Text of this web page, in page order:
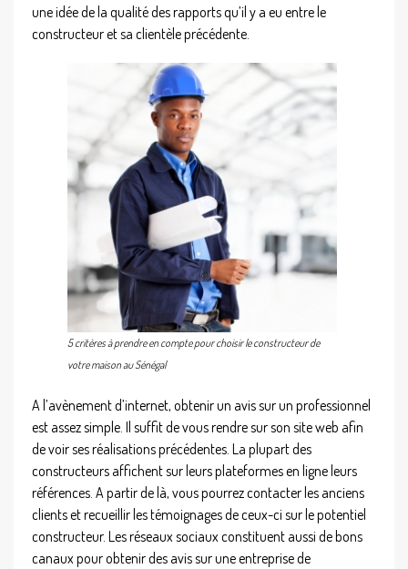
une idée de la qualité des rapports qu’il y a eu entre le
constructeur et sa clientèle précédente.
5 critères à prendre en compte pour choisir le constructeur de
votre maison au Sénégal
A l’avènement d’internet, obtenir un avis sur un professionnel
est assez simple. Il suffit de vous rendre sur son site web afin
de voir ses réalisations précédentes. La plupart des
constructeurs affichent sur leurs plateformes en ligne leurs
références. A partir de là, vous pourrez contacter les anciens
clients et recueillir les témoignages de ceux-ci sur le potentiel
constructeur. Les réseaux sociaux constituent aussi de bons
canaux pour obtenir des avis sur une entreprise de